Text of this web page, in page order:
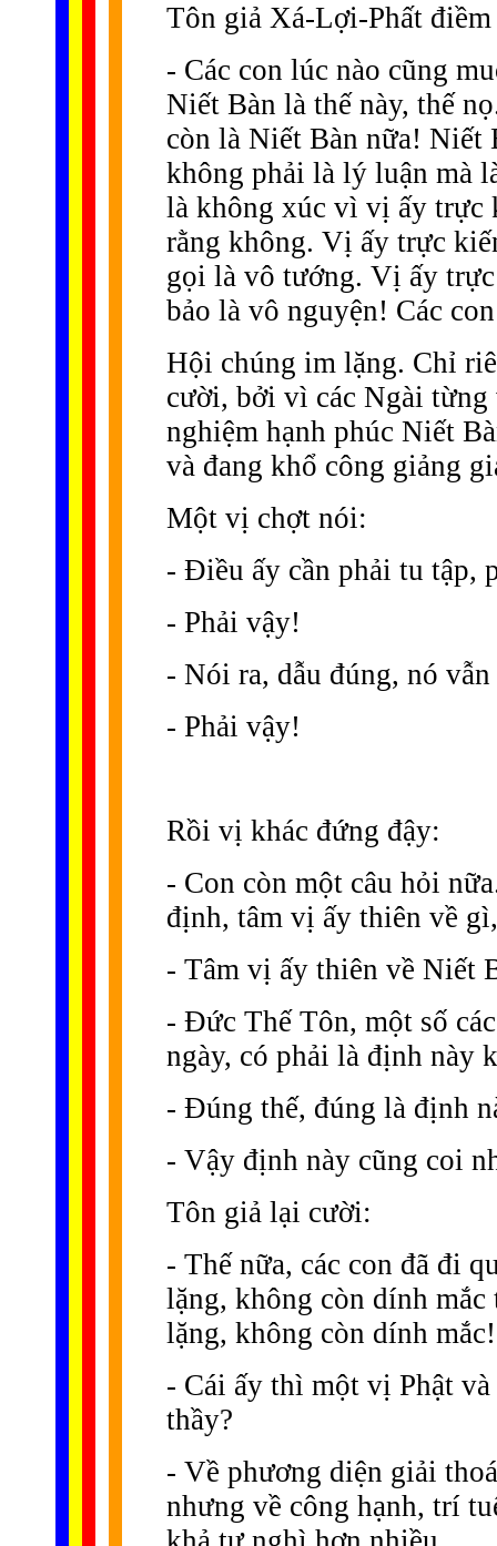
Tôn giả Xá-Lợi-Phất
- Các con lúc nào cũng
Niết Bàn là thế này, thế
còn là Niết Bàn nữa! Niết
không phải là lý luận mà
là không xúc vì vị ấy trực
rằng không. Vị ấy trực
gọi là vô tướng. Vị ấy
bảo là vô nguyện! Các
Hội chúng im lặng. Chỉ
cười, bởi vì các Ngài từng
nghiệm hạnh phúc Niết
và đang khổ công giảng
Một vị chợt nói:
- Ðiều ấy cần phải tu tập,
- Phải vậy!
- Nói ra, dẫu đúng, nó
- Phải vậy!
Rồi vị khác đứng đậy:
- Con còn một câu hỏi
định, tâm vị ấy thiên về
- Tâm vị ấy thiên về Niết
- Ðức Thế Tôn, một số
ngày, có phải là định này
- Ðúng thế, đúng là định
- Vậy định này cũng coi
Tôn giả lại cười:
- Thế nữa, các con đã đi
lặng, không còn dính
lặng, không còn dính
- Cái ấy thì một vị Phật
thầy?
- Về phương diện giải
nhưng về công hạnh, trí